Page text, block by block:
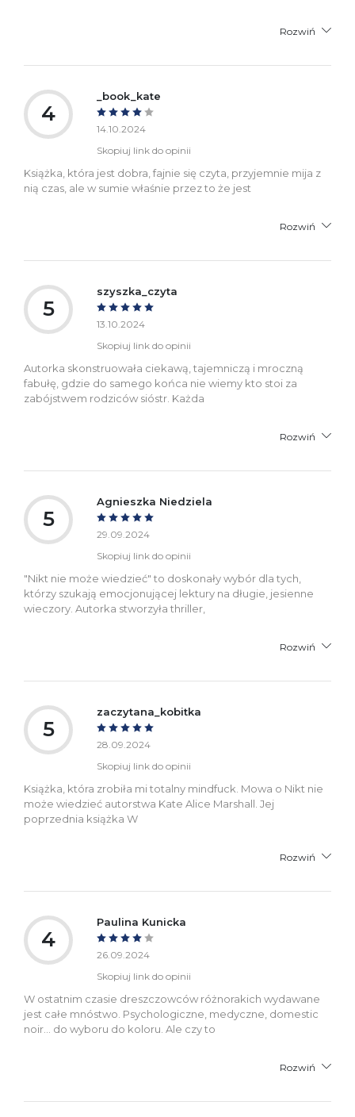
Rozwiń
4
_book_kate
14.10.2024
Skopiuj link do opinii
Książka, która jest dobra, fajnie się czyta, przyjemnie mija z
nią czas, ale w sumie właśnie przez to że jest
Rozwiń
5
szyszka_czyta
13.10.2024
Skopiuj link do opinii
Autorka skonstruowała ciekawą, tajemniczą i mroczną
fabułę, gdzie do samego końca nie wiemy kto stoi za
zabójstwem rodziców sióstr. Każda
Rozwiń
5
Agnieszka Niedziela
29.09.2024
Skopiuj link do opinii
"Nikt nie może wiedzieć" to doskonały wybór dla tych,
którzy szukają emocjonującej lektury na długie, jesienne
wieczory. Autorka stworzyła thriller,
Rozwiń
5
zaczytana_kobitka
28.09.2024
Skopiuj link do opinii
Książka, która zrobiła mi totalny mindfuck. Mowa o Nikt nie
może wiedzieć autorstwa Kate Alice Marshall. Jej
poprzednia książka W
Rozwiń
4
Paulina Kunicka
26.09.2024
Skopiuj link do opinii
W ostatnim czasie dreszczowców różnorakich wydawane
jest całe mnóstwo. Psychologiczne, medyczne, domestic
noir... do wyboru do koloru. Ale czy to
Rozwiń